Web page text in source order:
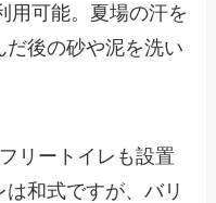
用可能。夏場の汗を
後の砂や泥を洗い
リートイレも設置
和式ですが、バリ